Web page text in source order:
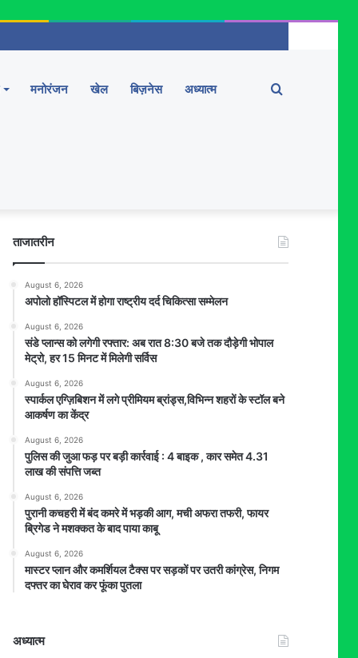
मनोरंजन खेल बिज़नेस अध्यात्म Search
ताजातरीन
August 6, 2026
अपोलो हॉस्पिटल में होगा राष्ट्रीय दर्द चिकित्सा सम्मेलन
August 6, 2026
संडे प्लान्स को लगेगी रफ्तार: अब रात 8:30 बजे तक दौड़ेगी भोपाल
मेट्रो, हर 15 मिनट में मिलेगी सर्विस
August 6, 2026
स्पार्कल एग्ज़िबिशन में लगे प्रीमियम ब्रांड्स,विभिन्न शहरों के स्टॉल बने
आकर्षण का केंद्र
August 6, 2026
पुलिस की जुआ फड़ पर बड़ी कार्रवाई : 4 बाइक , कार समेत 4.31
लाख की संपत्ति जब्त
August 6, 2026
पुरानी कचहरी में बंद कमरे में भड़की आग, मची अफरा तफरी, फायर
ब्रिगेड ने मशक्कत के बाद पाया काबू
August 6, 2026
मास्टर प्लान और कमर्शियल टैक्स पर सड़कों पर उतरी कांग्रेस, निगम
दफ्तर का घेराव कर फूंका पुतला
अध्यात्म